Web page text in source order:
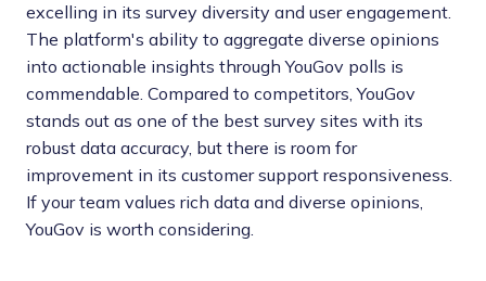
excelling in its survey diversity and user engagement.
The platform's ability to aggregate diverse opinions
into actionable insights through YouGov polls is
commendable. Compared to competitors, YouGov
stands out as one of the best survey sites with its
robust data accuracy, but there is room for
improvement in its customer support responsiveness.
If your team values rich data and diverse opinions,
YouGov is worth considering.